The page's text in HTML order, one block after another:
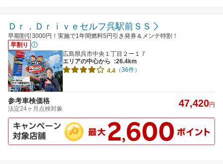
Ｄｒ．Ｄｒｉｖｅセルフ呉駅前ＳＳ
早期割引3000円！実施で1年間燃料5円引き発券＆メンテ特割！
早割り
広島県呉市中央１丁目２ー１７
エリアの中心から
:26.4km
4.4 （36件）
参考車検価格
法定24ヶ月点検対象 47,420円